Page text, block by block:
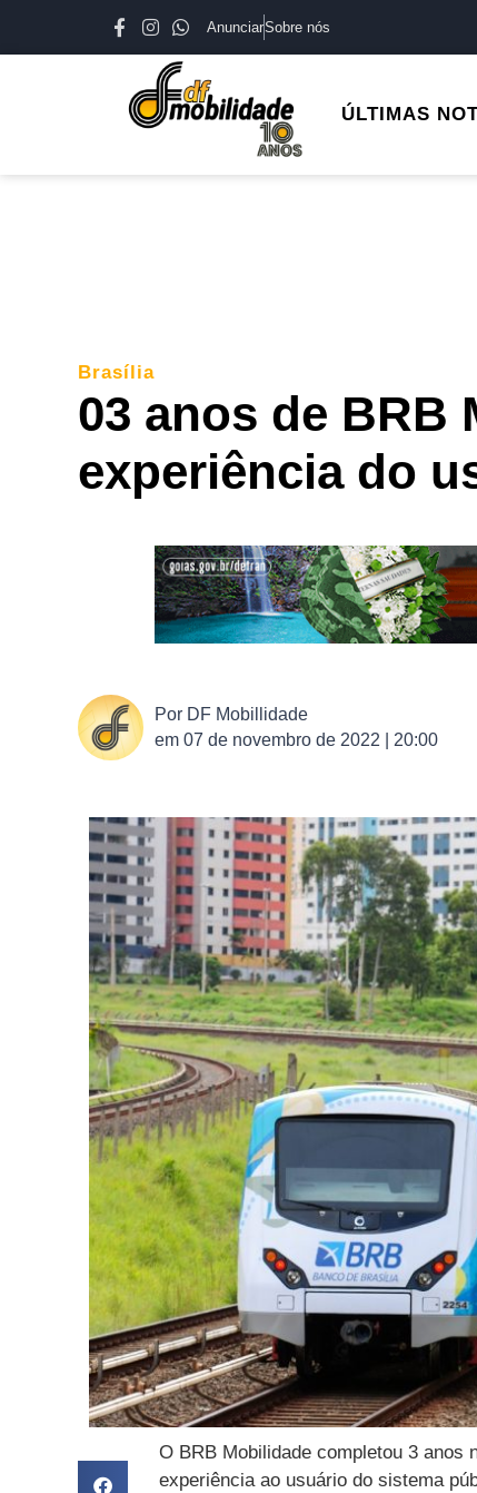
AnunciarSobre nós
ÚLTIMAS
Brasília
03 anos de BRB
experiência do
Por DF Mobillidade
em 07 de novembro de 2022 | 20:00
O BRB Mobilidade completou 3 anos
experiência ao usuário do sistema